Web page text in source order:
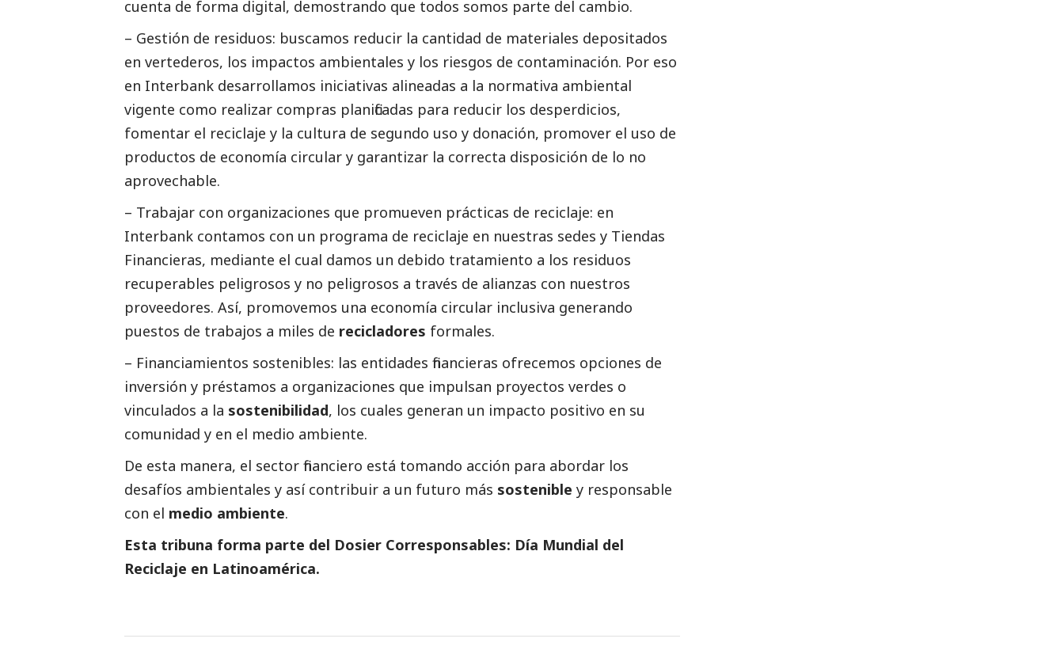
cuenta de forma digital, demostrando que todos somos parte del cambio.
– Gestión de residuos: buscamos reducir la cantidad de materiales depositados
en vertederos, los impactos ambientales y los riesgos de contaminación. Por eso
en Interbank desarrollamos iniciativas alineadas a la normativa ambiental
vigente como realizar compras planificadas para reducir los desperdicios,
fomentar el reciclaje y la cultura de segundo uso y donación, promover el uso de
productos de economía circular y garantizar la correcta disposición de lo no
aprovechable.
– Trabajar con organizaciones que promueven prácticas de reciclaje: en
Interbank contamos con un programa de reciclaje en nuestras sedes y Tiendas
Financieras, mediante el cual damos un debido tratamiento a los residuos
recuperables peligrosos y no peligrosos a través de alianzas con nuestros
proveedores. Así, promovemos una economía circular inclusiva generando
puestos de trabajos a miles de recicladores formales.
– Financiamientos sostenibles: las entidades financieras ofrecemos opciones de
inversión y préstamos a organizaciones que impulsan proyectos verdes o
vinculados a la sostenibilidad, los cuales generan un impacto positivo en su
comunidad y en el medio ambiente.
De esta manera, el sector financiero está tomando acción para abordar los
desafíos ambientales y así contribuir a un futuro más sostenible y responsable
con el medio ambiente.
Esta tribuna forma parte del Dosier Corresponsables: Día Mundial del
Reciclaje en Latinoamérica.